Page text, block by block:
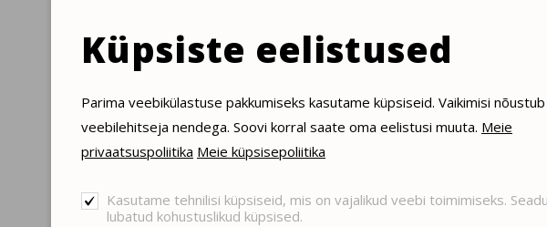
NB! sudalinnateater.ee veebist
väljaostmise teenustasu (1,90€ / pilet) ei
lisandu.
Küpsiste eelistused
Parima veebikülastuse pakkumiseks kasutame küpsiseid. Vaikimisi
veebilehitseja nendega. Soovi korral saate oma eelistusi muuta. Meie
privaatsuspoliitika Meie küpsisepoliitika
Kasutame tehnilisi küpsiseid, mis on vajalikud veebi toimimiseks.
lubatud kohustuslikud küpsised.